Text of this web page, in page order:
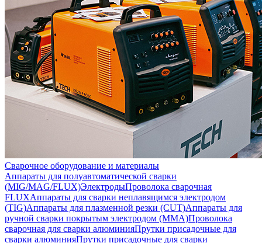
Сварочное оборудование и материалы
Аппараты для полуавтоматической сварки
(MIG/MAG/FLUX)ЭлектродыПроволока сварочная
FLUXАппараты для сварки неплавящимся электродом
(TIG)Аппараты для плазменной резки (CUT)Аппараты для
ручной сварки покрытым электродом (MMA)Проволока
сварочная для сварки алюминияПрутки присадочные для
сварки алюминияПрутки присадочные для сварки